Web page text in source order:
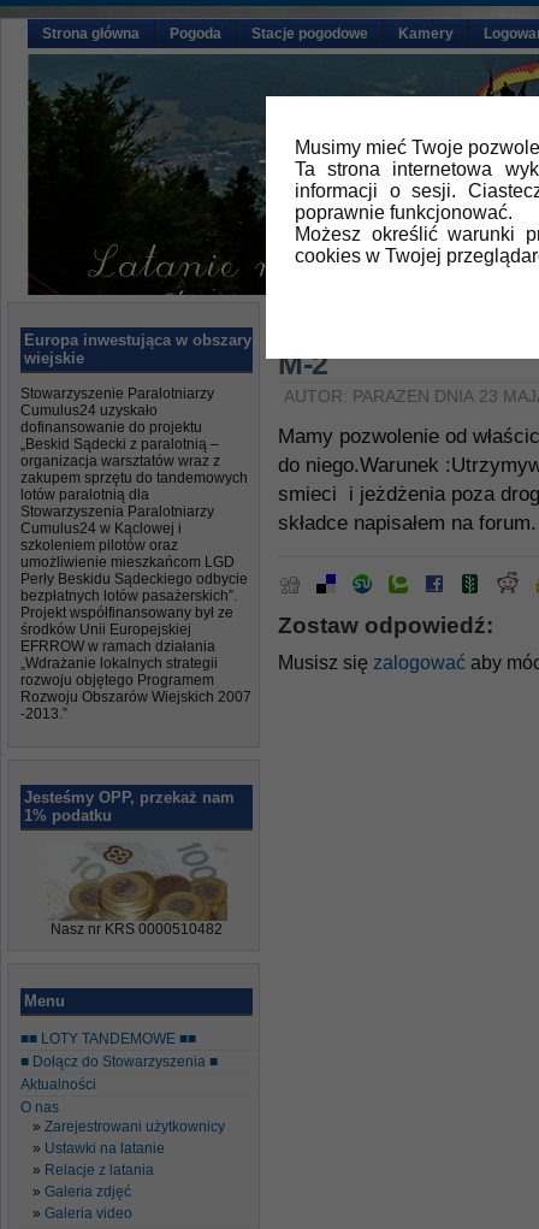
Musimy mieć Twoje
Ta strona internetowa
informacji o sesji.
poprawnie funkcjonować.
Możesz określić warunki
cookies w Twojej
Strona główna Pogoda Stacje pogodowe Kamery
Europa inwestująca w obszary
wiejskie
Stowarzyszenie Paralotniarzy
Cumulus24 uzyskało
dofinansowanie do projektu
„Beskid Sądecki z paralotnią –
organizacja warsztatów wraz z
zakupem sprzętu do tandemowych
lotów paralotnią dla
Stowarzyszenia Paralotniarzy
Cumulus24 w Kąclowej i
szkoleniem pilotów oraz
umożliwienie mieszkańcom LGD
Perły Beskidu Sądeckiego odbycie
bezpłatnych lotów pasażerskich”.
Projekt współfinansowany był ze
środków Unii Europejskiej
EFRROW w ramach działania
„Wdrażanie lokalnych strategii
rozwoju objętego Programem
Rozwoju Obszarów Wiejskich 2007
-2013.”
Jesteśmy OPP, przekaż nam
1% podatku
Nasz nr KRS 0000510482
Menu
■■ LOTY TANDEMOWE ■■
■ Dołącz do Stowarzyszenia ■
Aktualności
O nas
Zarejestrowani użytkownicy
Ustawki na latanie
Relacje z latania
Galeria zdjęć
Galeria video
M-2
AUTOR: PARAZEN DNIA 23
Mamy pozwolenie od
do niego.Warunek
smieci i jeżdżenia poza
składce napisałem na forum.
Zostaw odpowiedź:
Musisz się zalogować aby